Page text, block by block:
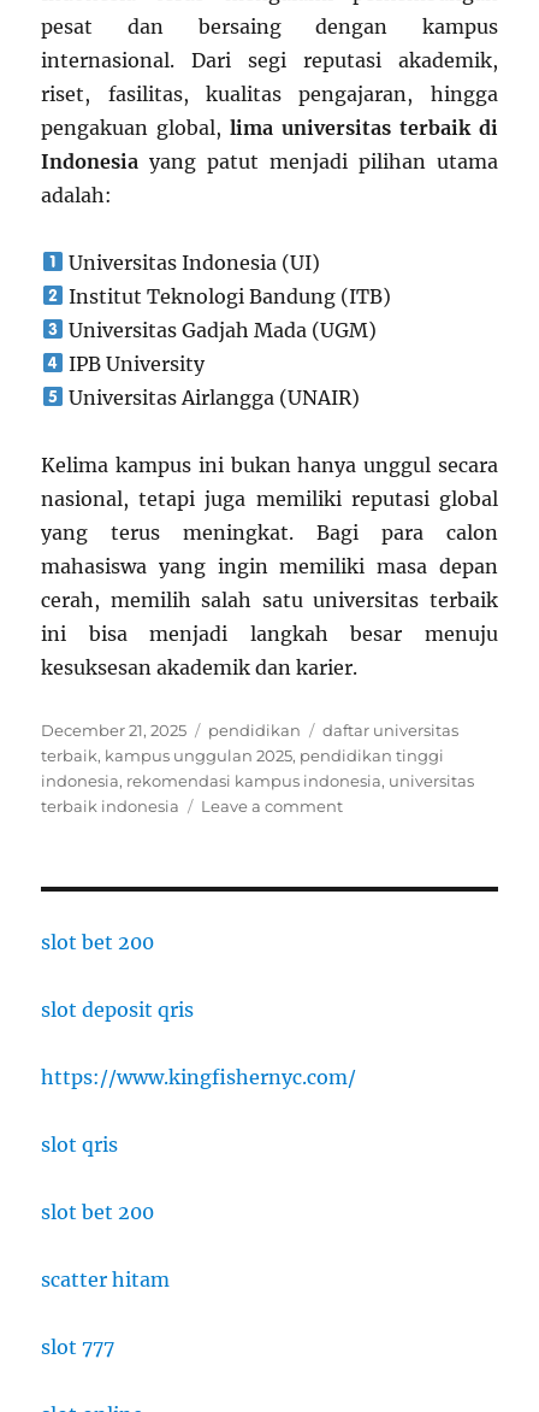
pesat dan bersaing dengan kampus
internasional. Dari segi reputasi akademik,
riset, fasilitas, kualitas pengajaran, hingga
pengakuan global,lima universitas terbaik di
Indonesia yang patut menjadi pilihan utama
adalah:
Universitas Indonesia (UI)
Institut Teknologi Bandung (ITB)
Universitas Gadjah Mada (UGM)
IPB University
Universitas Airlangga (UNAIR)
Kelima kampus ini bukan hanya unggul secara
nasional, tetapi juga memiliki reputasi global
yang terus meningkat. Bagi para calon
mahasiswa yang ingin memiliki masa depan
cerah, memilih salah satu universitas terbaik
ini bisa menjadi langkah besar menuju
kesuksesan akademik dan karier.
Posted
on
December 21, 2025 Categories
pendidikan Tags
daftar universitas
terbaik, kampus unggulan 2025, pendidikan tinggi
indonesia, rekomendasi kampus indonesia, universitas
terbaik indonesia
Leave a commenton
slot bet 200
slot deposit qris
https://www.kingfishernyc.com/
slot qris
slot bet 200
scatter hitam
slot 777